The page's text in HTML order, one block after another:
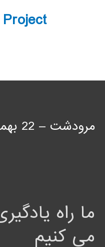
مرودشت – 22 بهمن شمالی
ما راه
می کنیم